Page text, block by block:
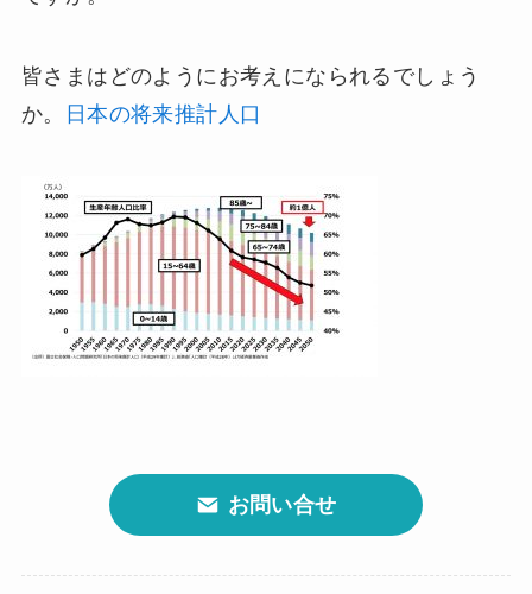
皆さまはどのようにお考えになられるでしょう
か。
日本の将来推計人口
お問い合せ